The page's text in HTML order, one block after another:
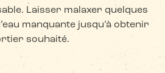
Laisser malaxer quelques
manquante jusqu’à obtenir
souhaité.